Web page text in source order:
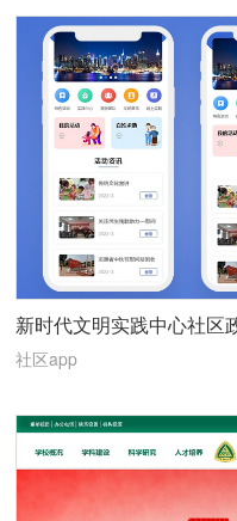
新时代文明实践中心社区
社区app